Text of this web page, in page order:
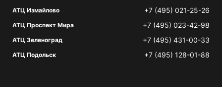
АТЦ Измайлово +7 (495) 021-25-26
АТЦ Проспект Мира +7 (495) 023-42-98
АТЦ Зеленоград +7 (495) 431-00-33
АТЦ Подольск +7 (495) 128-01-88